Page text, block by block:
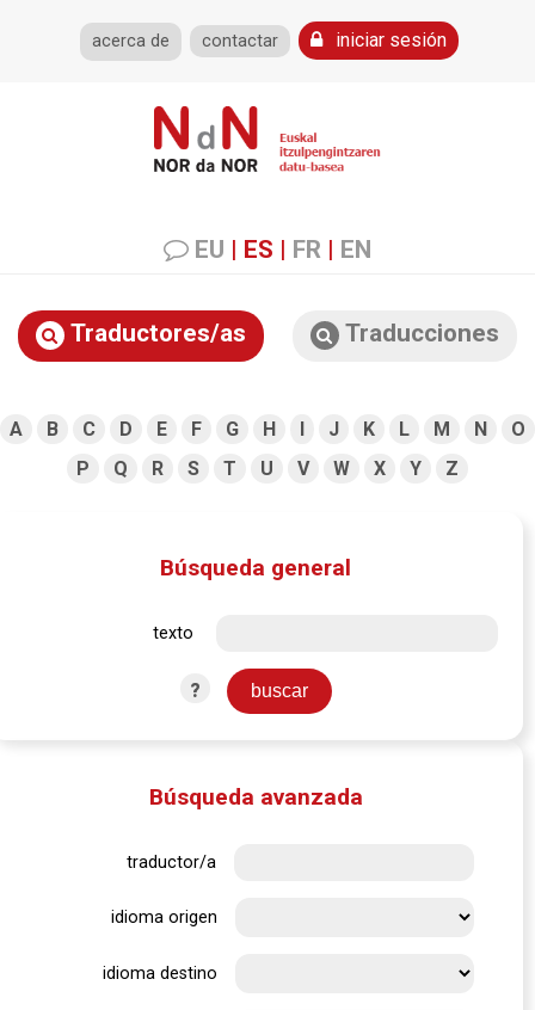
acerca de contactar iniciar sesión
EU | ES | FR | EN
Traductores/as Traducciones
A B C D E F G H I J K L M N
O
P
Q R S T U V W X Y Z
Búsqueda general
texto
?
Búsqueda avanzada
traductor/a
idioma origen
idioma destino